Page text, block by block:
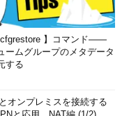
】コマンド――
ームグループのメタデータ
する
オンプレミスを接続する